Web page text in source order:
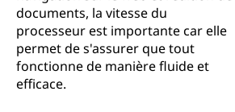
documents, la vitesse du
processeur est importante car elle
permet de s'assurer que tout
fonctionne de manière fluide et
efficace.